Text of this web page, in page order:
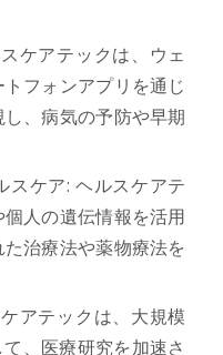
ケアテックは、ウェ
フォンアプリを通じ
、病気の予防や早期
スケア: ヘルスケアテ
人の遺伝情報を活用
治療法や薬物療法を
アテックは、大規模
、医療研究を加速さ